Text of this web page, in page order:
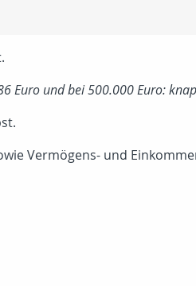
Euro und bei 500.000 Euro:
Vermögens- und